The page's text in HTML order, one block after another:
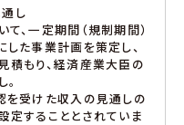
し
、一定期間（規制期間）
た事業計画を策定し、
積もり、経済産業大臣の
を受けた収入の見通しの
することとされていま